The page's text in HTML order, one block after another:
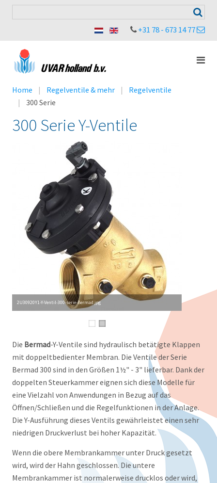
+31 78 - 673 14 77
Home Regelventile & mehr
Regelventile
300 Serie
300 Serie Y-Ventile
2U30920Y1-Y-Ventil-300-serie-Bermad.jpg
Die Bermad-Y-Ventile sind hydraulisch betätigte Klappen
mit doppeltbedienter Membran. Die Ventile der Serie
Bermad 300 sind in den Größen 1½" - 3" lieferbar. Dank der
doppelten Steuerkammer eignen sich diese Modelle für
eine Vielzahl von Anwendungen in Bezug auf das
Öffnen/Schließen und die Regelfunktionen in der Anlage.
Die Y-Ausführung dieses Ventils gewährleistet einen sehr
niedrigen Druckverlust bei hoher Kapazität.
Wenn die obere Membrankammer unter Druck gesetzt
wird, wird der Hahn geschlossen. Die untere
Membrankammer ist normalerweise drucklos oder wird,